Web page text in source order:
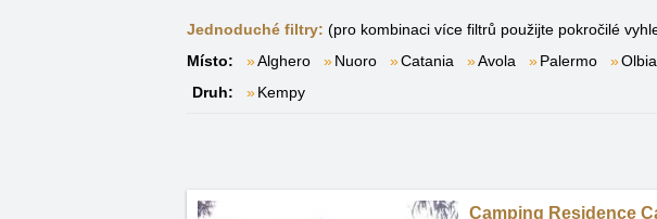
Jednoduché filtry: (pro kombinaci více filtrů použijte pokročilé
Místo:
Alghero Nuoro Catania Avola Palermo Olbia
Druh:
Kempy
Camping Residence